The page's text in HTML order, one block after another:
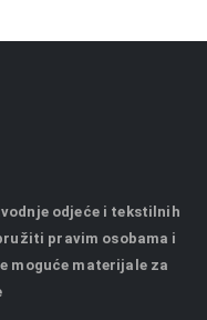
odjeće i tekstilnih
pravim osobama i
moguće materijale za